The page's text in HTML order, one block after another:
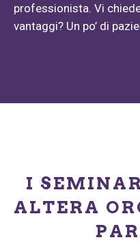
professionista. Vi
vantaggi? Un po’ di
I
ALTERA